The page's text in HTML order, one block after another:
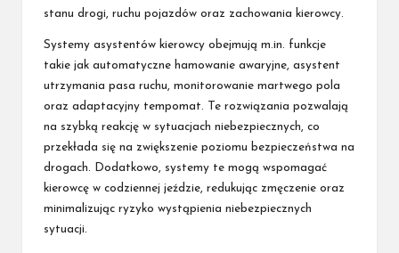
stanu drogi, ruchu pojazdów oraz zachowania kierowcy.
Systemy asystentów kierowcy obejmują m.in. funkcje
takie jak automatyczne hamowanie awaryjne, asystent
utrzymania pasa ruchu, monitorowanie martwego pola
oraz adaptacyjny tempomat. Te rozwiązania pozwalają
na szybką reakcję w sytuacjach niebezpiecznych, co
przekłada się na zwiększenie poziomu bezpieczeństwa na
drogach. Dodatkowo, systemy te mogą wspomagać
kierowcę w codziennej jeździe, redukując zmęczenie oraz
minimalizując ryzyko wystąpienia niebezpiecznych
sytuacji.